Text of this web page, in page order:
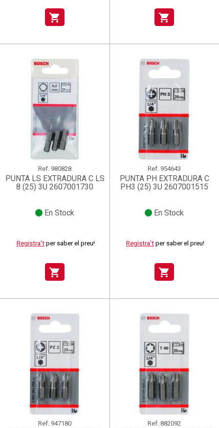
shopping_cart shopping_cart
Ref. 980828
PUNTA LS EXTRADURA C LS
8 (25) 3U 2607001730
En Stock
Registra't per saber el preu!
shopping_cart
Ref. 954643
PUNTA PH EXTRADURA C
PH3 (25) 3U 2607001515
En Stock
Registra't per saber el preu!
shopping_cart
Ref. 947180 Ref. 882092